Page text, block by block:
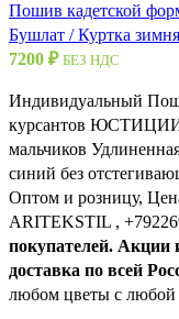
Пошив кадетской
Бушлат / Куртка
7200 ₽ БЕЗ НДС
Индивидуальный
курсантов
мальчиков
синий без
Оптом и розницу,
ARITEKSTIL ,
покупателей. Акции
доставка по всей
любом цветы с любой